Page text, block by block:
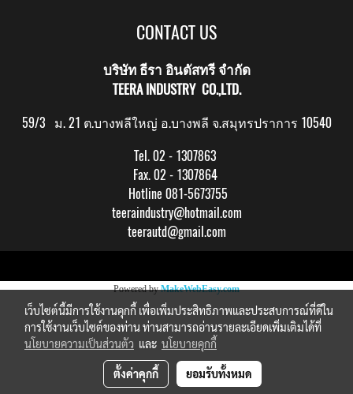
CONTACT US
บริษัท ธีรา อินดัสทรี จำกัด
TEERA INDUSTRY CO.,LTD.
59/3 ม. 21 ต.บางพลีใหญ่ อ.บางพลี จ.สมุทรปราการ 10540
Tel. 02 - 1307863
Fax. 02 - 1307864
Hotline 081-5673755
teeraindustry@hotmail.com
teerautd@gmail.com
Powered byMakeWebEasy.com
เว็บไซต์นี้มีการใช้งานคุกกี้ เพื่อเพิ่มประสิทธิภาพและประสบการณ์ที่ดีใน
การใช้งานเว็บไซต์ของท่าน ท่านสามารถอ่านรายละเอียดเพิ่มเติมได้ที่
นโยบายความเป็นส่วนตัว และ นโยบายคุกกี้
ตั้งค่าคุกกี้ ยอมรับทั้งหมด